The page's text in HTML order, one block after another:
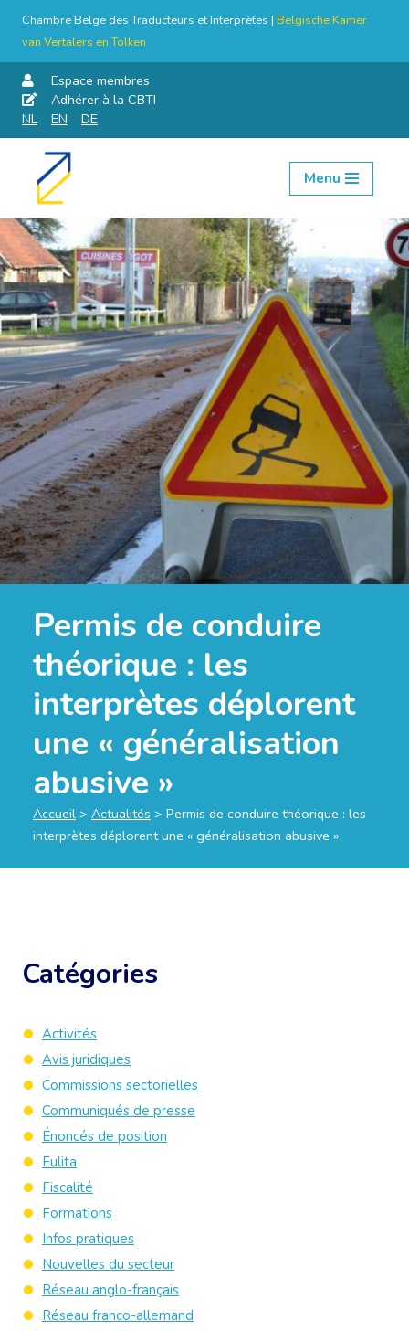
Chambre Belge des Traducteurs et Interprètes | Belgische Kamer
van Vertalers en Tolken
Espace membres
Adhérer à la CBTI
NL
EN DE
Aller
contenu
Menu
Permis de conduire
théorique : les
interprètes déplorent
une « généralisation
abusive »
Accueil > Actualités > Permis de conduire théorique : les
interprètes déplorent une « généralisation abusive »
Catégories
Activités
Avis juridiques
Commissions sectorielles
Communiqués de presse
Énoncés de position
Eulita
Fiscalité
Formations
Infos pratiques
Nouvelles du secteur
Réseau anglo-français
Réseau franco-allemand